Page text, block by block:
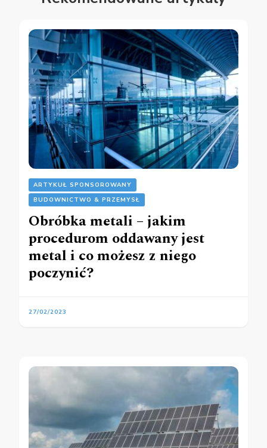
ARTYKUŁ SPONSOROWANY
BUDOWNICTWO & PRZEMYSŁ
Obróbka metali – jakim
procedurom oddawany jest
metal i co możesz z niego
poczynić?
27/02/2023